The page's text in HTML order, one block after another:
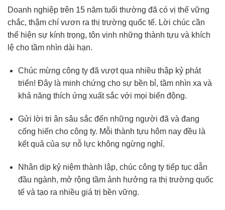
Doanh nghiệp trên 15 năm tuổi thường đã có vị thế vững
chắc, thậm chí vươn ra thị trường quốc tế. Lời chúc cần
thể hiện sự kính trọng, tôn vinh những thành tựu và khích
lệ cho tầm nhìn dài hạn.
Chúc mừng công ty đã vượt qua nhiều thập kỷ phát
triển! Đây là minh chứng cho sự bền bỉ, tầm nhìn xa và
khả năng thích ứng xuất sắc với mọi biến động.
Gửi lời tri ân sâu sắc đến những người đã và đang
cống hiến cho công ty. Mỗi thành tựu hôm nay đều là
kết quả của sự nỗ lực không ngừng nghỉ.
Nhân dịp kỷ niệm thành lập, chúc công ty tiếp tục dẫn
đầu ngành, mở rộng tầm ảnh hưởng ra thị trường quốc
tế và tạo ra nhiều giá trị bền vững.